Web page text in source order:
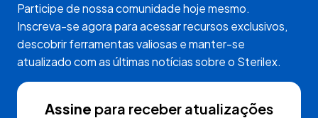
Participe de nossa comunidade hoje mesmo.
Inscreva-se agora para acessar recursos exclusivos,
descobrir ferramentas valiosas e manter-se
atualizado com as últimas notícias sobre o Sterilex.
Assine para receber atualizações